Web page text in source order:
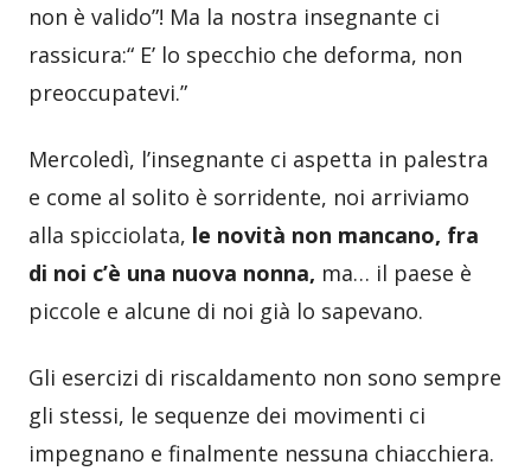
non è valido”! Ma la nostra insegnante ci
rassicura:“ E’ lo specchio che deforma, non
preoccupatevi.”
Mercoledì, l’insegnante ci aspetta in palestra
e come al solito è sorridente, noi arriviamo
alla spicciolata, le novità non mancano, fra
di noi c’è una nuova nonna, ma… il paese è
piccole e alcune di noi già lo sapevano.
Gli esercizi di riscaldamento non sono sempre
gli stessi, le sequenze dei movimenti ci
impegnano e finalmente nessuna chiacchiera.